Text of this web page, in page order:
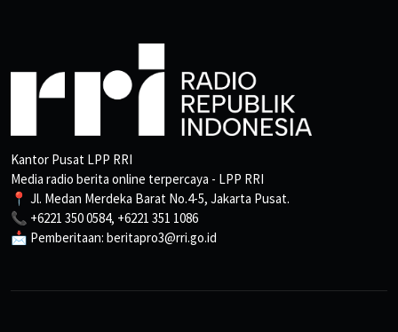
Kantor Pusat LPP RRI
Media radio berita online terpercaya - LPP RRI
📍 Jl. Medan Merdeka Barat No.4-5, Jakarta Pusat.
📞 +6221 350 0584, +6221 351 1086
📩 Pemberitaan: beritapro3@rri.go.id